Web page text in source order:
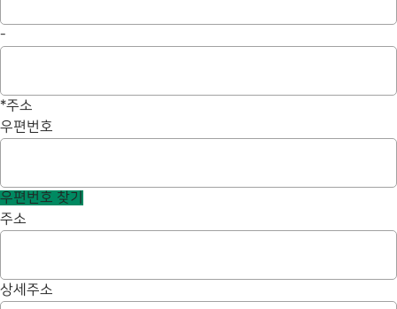
-
*주소
우편번호
우편번호 찾기
주소
상세주소